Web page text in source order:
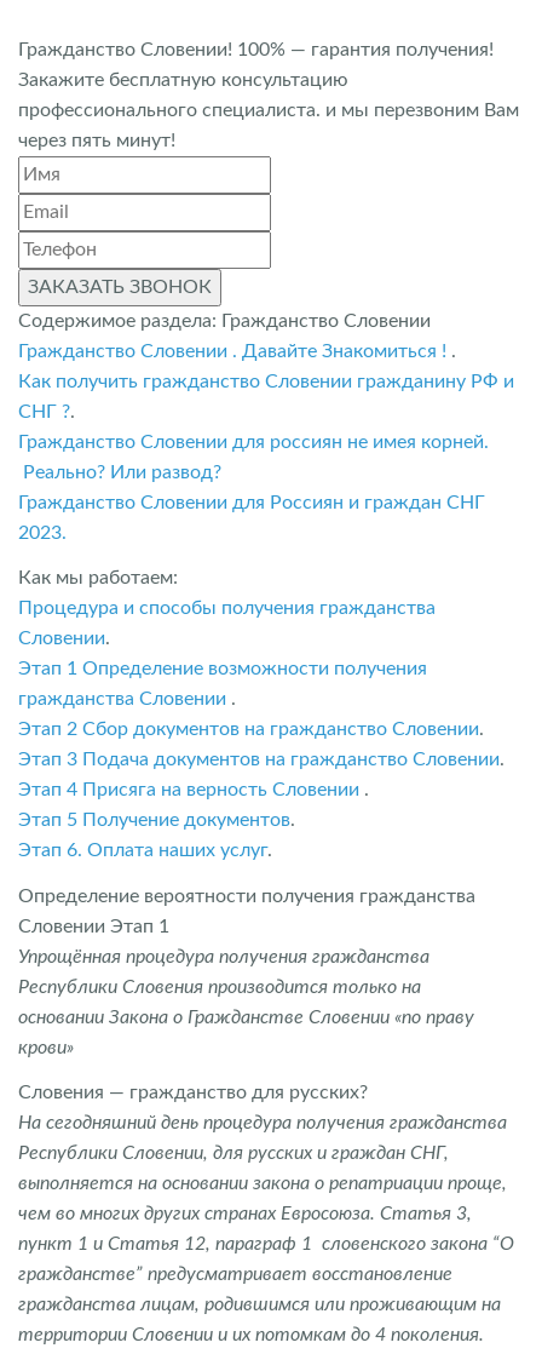
Гражданство Словении! 100% — гарантия получения!
Закажите бесплатную консультацию
профессионального специалиста. и мы перезвоним Вам
через пять минут!
ЗАКАЗАТЬ ЗВОНОК
Содержимое раздела: Гражданство Словении
Гражданство Словении . Давайте Знакомиться ! .
Как получить гражданство Словении гражданину РФ и
СНГ ?.
Гражданство Словении для россиян не имея корней.
Реально? Или развод?
Гражданство Словении для Россиян и граждан СНГ
2023.
Как мы работаем:
Процедура и способы получения гражданства
Словении.
Этап 1 Определение возможности получения
гражданства Словении .
Этап 2 Сбор документов на гражданство Словении.
Этап 3 Подача документов на гражданство Словении.
Этап 4 Присяга на верность Словении .
Этап 5 Получение документов.
Этап 6. Оплата наших услуг.
Определение вероятности получения гражданства
Словении Этап 1
Упрощённая процедура получения гражданства
Республики Словения производится только на
основании Закона о Гражданстве Словении «по праву
крови»
Словения — гражданство для русских?
На сегодняшний день процедура получения гражданства
Республики Словении, для русских и граждан СНГ,
выполняется на основании закона о репатриации проще,
чем во многих других странах Евросоюза. Статья 3,
пункт 1 и Статья 12, параграф 1
словенского закона “О
гражданстве” предусматривает восстановление
гражданства лицам, родившимся или проживающим на
территории Словении и их потомкам до 4 поколения.